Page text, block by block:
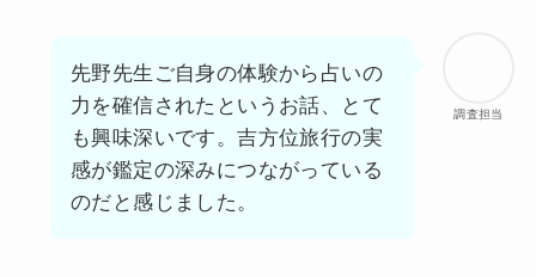
調査担当
先野先生ご自身の体験から占いの
力を確信されたというお話、とて
も興味深いです。吉方位旅行の実
感が鑑定の深みにつながっている
のだと感じました。